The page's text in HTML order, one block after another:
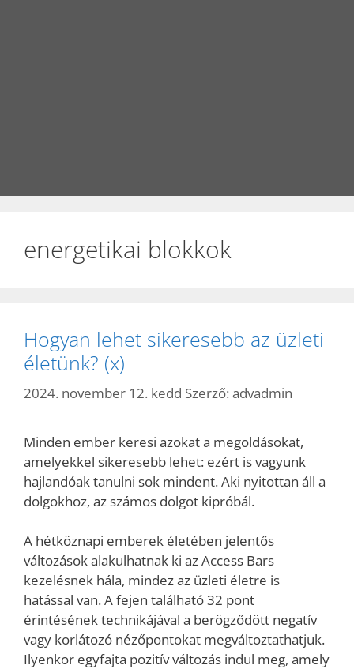
energetikai blokkok
Hogyan lehet sikeresebb az üzleti
életünk? (x)
2024. november 12. kedd Szerző: advadmin
Minden ember keresi azokat a megoldásokat,
amelyekkel sikeresebb lehet: ezért is vagyunk
hajlandóak tanulni sok mindent. Aki nyitottan áll a
dolgokhoz, az számos dolgot kipróbál.
A hétköznapi emberek életében jelentős
változások alakulhatnak ki az Access Bars
kezelésnek hála, mindez az üzleti életre is
hatással van. A fejen található 32 pont
érintésének technikájával a berögződött negatív
vagy korlátozó nézőpontokat megváltoztathatjuk.
Ilyenkor egyfajta pozitív változás indul meg, amely